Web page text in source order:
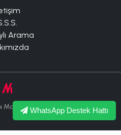
Arama
Tüm Hakları Saklıdır.
WhatsApp Destek Hattı